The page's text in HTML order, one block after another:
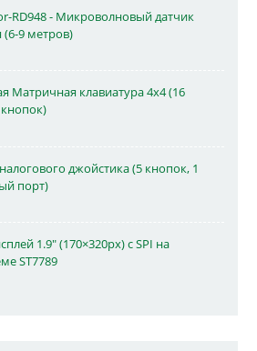
RD948 - Микроволновый датчик
9 метров)
Матричная клавиатура 4x4 (16
джойстика (5 кнопок, 1
порт)
1.9" (170×320px) с SPI на
ST7789